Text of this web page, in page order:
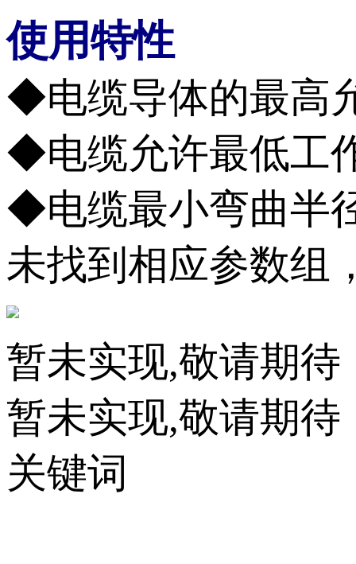
使用特性
◆电缆导体的最高允
◆电缆允许最低工作环
◆电缆最小弯曲半径
未找到相应参数组
暂未实现,敬请期待
暂未实现,敬请期待
关键词